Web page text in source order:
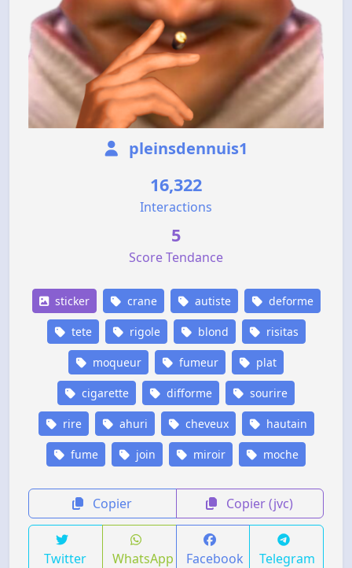
pleinsdennuis1
16,322
Interactions
5
Score Tendance
sticker crane autiste deforme
tete rigole blond risitas
moqueur fumeur plat
cigarette difforme sourire
rire ahuri cheveux hautain
fume join miroir moche
Copier Copier (jvc)
Twitter WhatsApp Facebook Telegram